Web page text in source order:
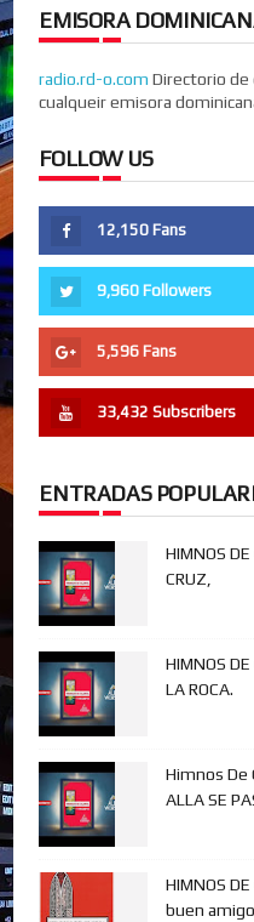
EMISORA
radio.rd-o.com Directorio de
cualqueir emisora
FOLLOW US
12,150 Fans
9,960 Followers
5,596 Fans
33,432 Subscribers
ENTRADAS
HIMNOS
CRUZ,
HIMNOS DE
LA ROCA.
Himnos De
ALLA SE
HIMNOS
buen amigo